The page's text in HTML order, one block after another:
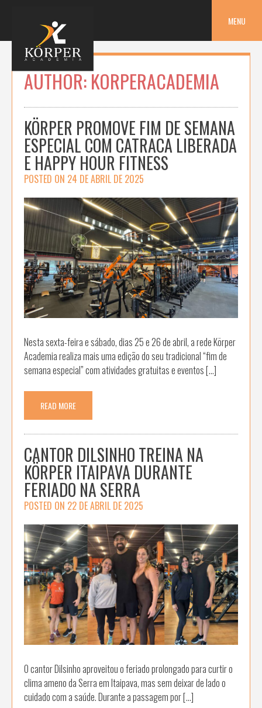
MENU
AUTHOR:KORPERACADEMIA
KÖRPER PROMOVE FIM DE SEMANA
ESPECIAL COM CATRACA LIBERADA
E HAPPY HOUR FITNESS
POSTED ON 24 DE ABRIL DE 2025
Nesta sexta-feira e sábado, dias 25 e 26 de abril, a rede Körper
Academia realiza mais uma edição do seu tradicional “fim de
semana especial” com atividades gratuitas e eventos […]
READ MORE
CANTOR DILSINHO TREINA NA
KÖRPER ITAIPAVA DURANTE
FERIADO NA SERRA
POSTED ON 22 DE ABRIL DE 2025
O cantor Dilsinho aproveitou o feriado prolongado para curtir o
clima ameno da Serra em Itaipava, mas sem deixar de lado o
cuidado com a saúde. Durante a passagem por […]